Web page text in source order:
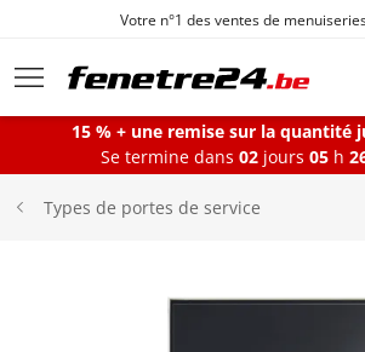
Aller au contenu
Votre n°1 des ventes de
Fenêtres
15 % + une remise sur la quantité
Se termine dans 02 jours 05 h
Types de portes de service